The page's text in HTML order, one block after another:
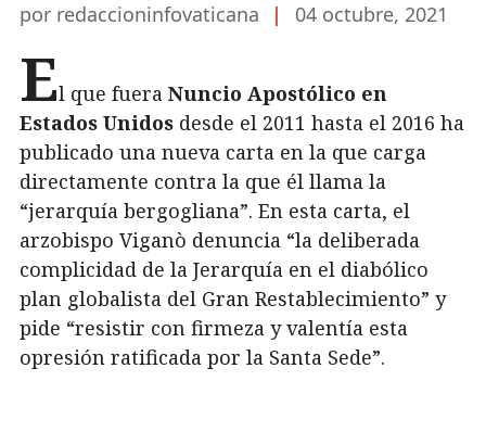
por redaccioninfovaticana | 04 octubre, 2021
El que fuera Nuncio Apostólico en
Estados Unidos desde el 2011 hasta el 2016 ha
publicado una nueva carta en la que carga
directamente contra la que él llama la
“jerarquía bergogliana”. En esta carta, el
arzobispo Viganò denuncia “la deliberada
complicidad de la Jerarquía en el diabólico
plan globalista del Gran Restablecimiento” y
pide “resistir con firmeza y valentía esta
opresión ratificada por la Santa Sede”.